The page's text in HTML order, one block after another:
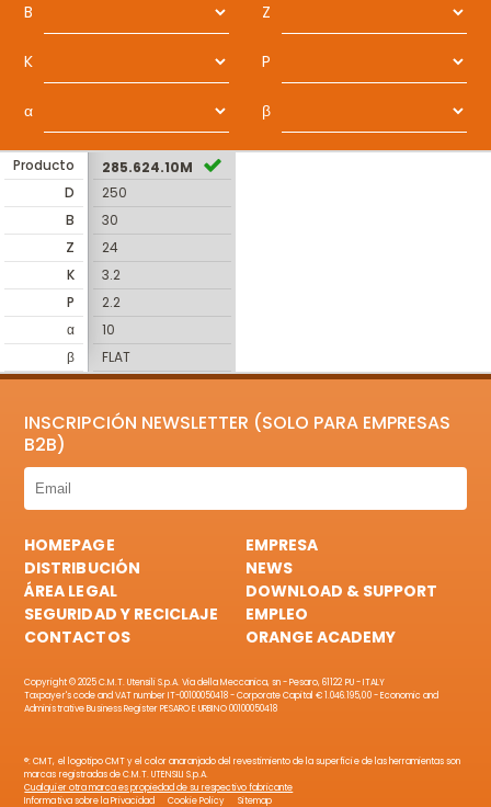
B Z
K P
α β
Producto
D
B
Z
K
P
α
β
285.624.10M
250
30
24
3.2
2.2
10
FLAT
INSCRIPCIÓN NEWSLETTER (SOLO PARA EMPRESAS
B2B)
HOMEPAGE
EMPRESA
DISTRIBUCIÓN
NEWS
ÁREA LEGAL
DOWNLOAD & SUPPORT
SEGURIDAD Y RECICLAJE
EMPLEO
CONTACTOS
ORANGE ACADEMY
Copyright © 2025 C.M.T. Utensili S.p.A. Via della Meccanica, sn - Pesaro, 61122 PU - ITALY
Taxpayer's code and VAT number IT-00100050418 - Corporate Capital € 1.046.195,00 - Economic and
Administrative Business Register PESARO E URBINO 00100050418
®: CMT, el logotipo CMT y el color anaranjado del revestimiento de la superficie de las herramientas son
marcas registradas de C.M.T. UTENSILI S.p.A.
Cualquier otra marca es propiedad de su respectivo fabricante
Informativa sobre la Privacidad
Cookie Policy Sitemap